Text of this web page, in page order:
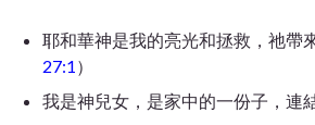
耶和華神是我的亮光和拯救，祂帶
27:1 ）
我是神兒女，是家中的一份子，連